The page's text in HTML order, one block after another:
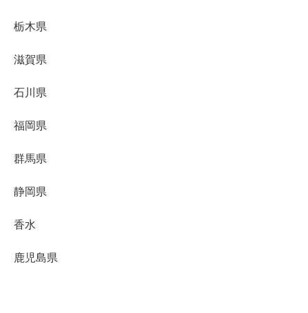
栃木県
滋賀県
石川県
福岡県
群馬県
静岡県
香水
鹿児島県